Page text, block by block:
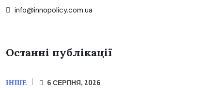
info@innopolicy.com.ua
Останні публікації
ІНШЕ 6 СЕРПНЯ, 2026